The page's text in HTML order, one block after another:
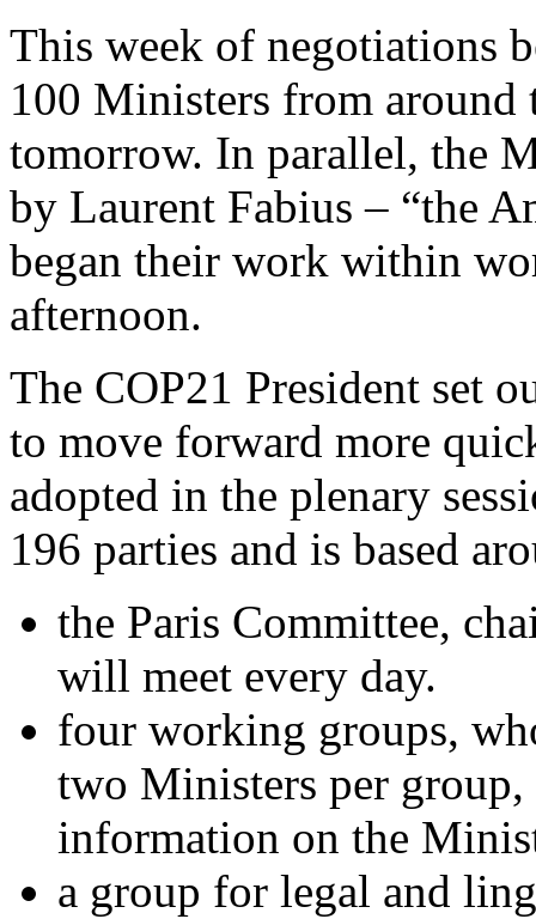
This week of negotiations
100 Ministers from
tomorrow. In parallel, the
by Laurent Fabius – “the
began their work within
afternoon.
The COP21 President set
to move forward more
adopted in the plenary
196 parties and is based
the Paris Committee,
will meet every day.
four working groups,
two Ministers per
information on the
a group for legal and